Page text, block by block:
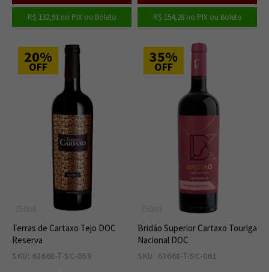
R$ 132,91no PIX ou Boleto R$ 154,28no PIX ou Boleto
20%
OFF
Terras de Cartaxo Tejo DOC
Reserva
SKU: 63668-T-SC-059
35%
OFF
Bridão Superior Cartaxo Touriga
Nacional DOC
SKU: 63668-T-SC-061